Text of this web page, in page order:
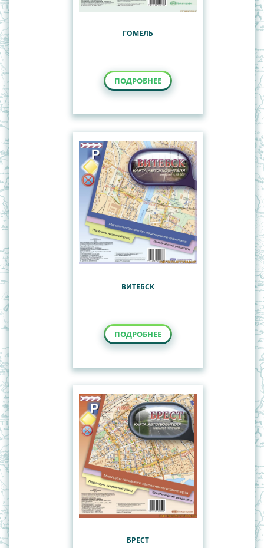
ГОМЕЛЬ
ПОДРОБНЕЕ
ВИТЕБСК
ПОДРОБНЕЕ
БРЕСТ